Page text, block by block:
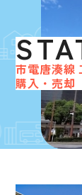
市電唐湊線
購入・売却